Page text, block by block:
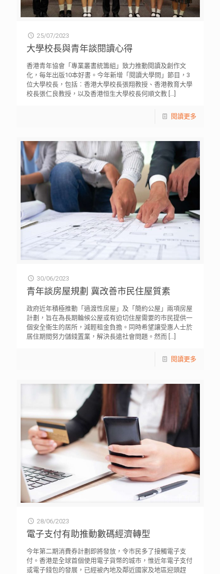
25/07/2023
大學校長與青年談閱讀心得
香港青年協會「專業叢書統籌組」致力推動閱讀及創作文
化，每年出版10本好書。今年新增「閱讀大學問」節目，3
位大學校長，包括︰香港大學校長張翔教授、香港教育大學
校長張仁良教授，以及香港恒生大學校長何順文教[…]
閱讀更多
30/06/2023
青年談房屋規劃 冀改善市民住屋質素
政府近年積極推動「過渡性房屋」及「簡約公屋」兩項房屋
計劃，旨在為長期輪候公屋或有迫切住屋需要的市民提供一
個安全衞生的居所，減輕租金負擔。同時希望讓受惠人士於
居住期間努力儲錢置業，解決長遠社會問題。然而[…]
閱讀更多
28/06/2023
電子支付有助推動數碼經濟轉型
今年第二期消費券計劃即將發放，令市民多了接觸電子支
付。香港是全球首個使用電子貨幣的城市，惟近年電子支付
或電子錢包的發展，已經被內地及鄰近國家及地區迎頭趕